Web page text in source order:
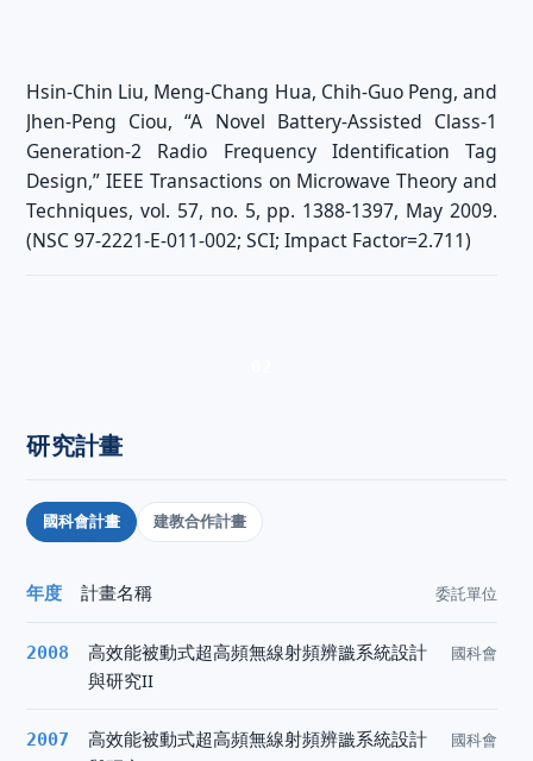
Hsin-Chin Liu, Meng-Chang Hua, Chih-Guo Peng, and
Jhen-Peng Ciou, “A Novel Battery-Assisted Class-1
Generation-2 Radio Frequency Identification Tag
Design,” IEEE Transactions on Microwave Theory and
Techniques, vol. 57, no. 5, pp. 1388-1397, May 2009.
(NSC 97-2221-E-011-002; SCI; Impact Factor=2.711)
Frequency Diverse Gen2 RFID System with Isolated
Continuous Wave Emitters,” Journal of Network,
2007. (NSC 96-2221-E-011-017; EI; invited) (Google
03
研究計畫
國科會計畫 建教合作計畫
年度 計畫名稱 委託單位
2008
高效能被動式超高頻無線射頻辨識系統設計
與研究II
國科會
2007
高效能被動式超高頻無線射頻辨識系統設計
國科會